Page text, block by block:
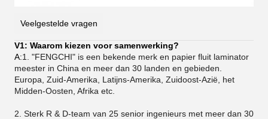
Veelgestelde vragen
V1: Waarom kiezen voor samenwerking?
A:1. "FENGCHI" is een bekende merk en papier fluit laminator
meester in China en meer dan 30 landen en gebieden.
Europa, Zuid-Amerika, Latijns-Amerika, Zuidoost-Azië, het
Midden-Oosten, Afrika etc.
2. Sterk R & D-team van 25 senior ingenieurs met meer dan 30